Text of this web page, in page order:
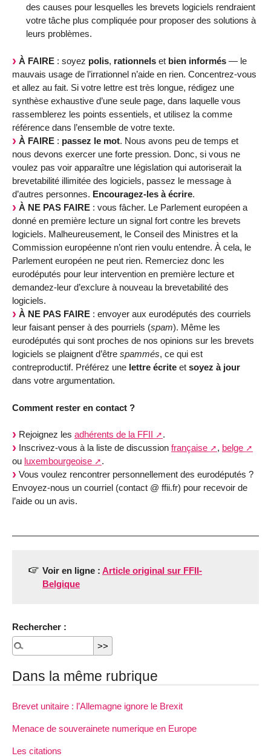
des causes pour lesquelles les brevets logiciels rendraient
votre tâche plus compliquée pour proposer des solutions à
leurs problèmes.
À FAIRE : soyez polis, rationnels et bien informés — le
mauvais usage de l’irrationnel n’aide en rien. Concentrez-vous
et allez au fait. Si votre lettre est très longue, rédigez une
synthèse exhaustive d’une seule page, dans laquelle vous
rassemblerez les points essentiels, et utilisez la comme
référence dans l’ensemble de votre texte.
À FAIRE : passez le mot. Nous avons peu de temps et
nous devons exercer une forte pression. Donc, si vous ne
voulez pas voir apparaître une législation qui autoriserait la
brevetabilité illimitée des logiciels, passez le message à
d’autres personnes. Encouragez-les à écrire.
À NE PAS FAIRE : vous fâcher. Le Parlement européen a
donné en première lecture un signal fort contre les brevets
logiciels. Malheureusement, le Conseil des Ministres et la
Commission européenne n’ont rien voulu entendre. À cela, le
Parlement européen ne peut rien. Remerciez donc les
eurodéputés pour leur intervention en première lecture et
demandez-leur d’exclure à nouveau la brevetabilité des
logiciels.
À NE PAS FAIRE : envoyer aux eurodéputés des courriels
leur faisant penser à des pourriels (spam). Même les
eurodéputés qui sont proches de nos opinions sur les brevets
logiciels se plaignent d’être spammés, ce qui est
contreproductif. Préférez une lettre écrite et soyez à jour
dans votre argumentation.
Comment rester en contact ?
Rejoignez les adhérents de la FFII
.
Inscrivez-vous à la liste de discussion française , belge
ou luxembourgeoise
.
Vous voulez rencontrer personnellement des eurodéputés ?
Envoyez-nous un courriel (contact @ ffii.fr) pour recevoir de
l’aide ou un avis.
Voir en ligne : Article original sur FFII-
Belgique
Rechercher :
Dans la même rubrique
Brevet unitaire : l’Allemagne ignore le Brexit
Menace de souverainete numerique en Europe
Les citations